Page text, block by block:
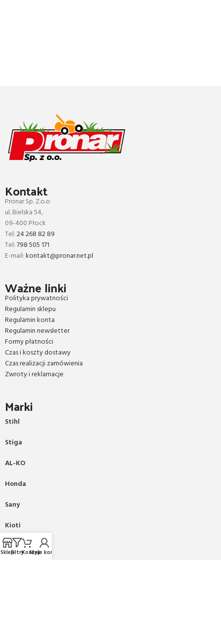
Kontakt
Pronar Sp. Z.o.o
ul. Bielska 54,
09-400 Płock
Tel:24 268 82 89
Tel:798 505 171
E-mail:kontakt@pronar.net.pl
Ważne linki
Polityka prywatności
Regulamin sklepu
Regulamin konta
Regulamin newsletter
Formy płatności
Czas i koszty dostawy
Czas realizacji zamówienia
Zwroty i reklamacje
Marki
Stihl
Stiga
AL-KO
Honda
Sany
Kioti
Fiskars
SklepFiltryKoszyk
Moje konto